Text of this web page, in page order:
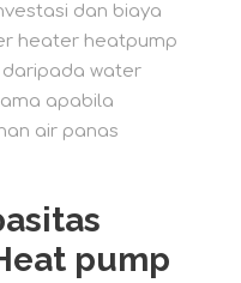
dan biaya
heater heatpump
daripada water
apabila
air panas
pump